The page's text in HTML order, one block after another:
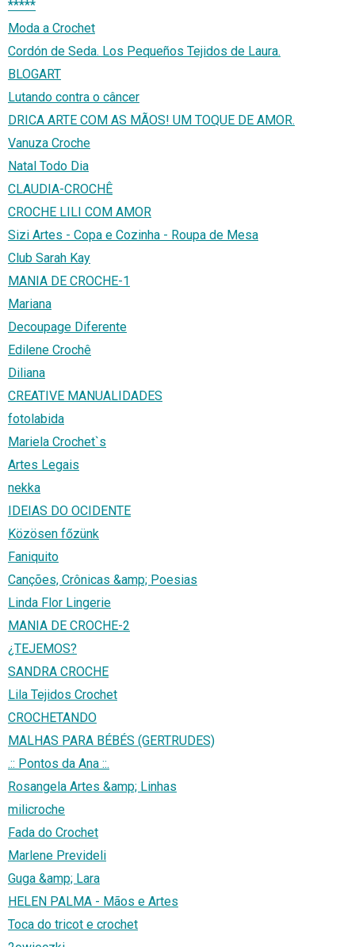
*****
Moda a Crochet
Cordón de Seda. Los Pequeños Tejidos de Laura.
BLOGART
Lutando contra o câncer
DRICA ARTE COM AS MÃOS! UM TOQUE DE AMOR.
Vanuza Croche
Natal Todo Dia
CLAUDIA-CROCHÊ
CROCHE LILI COM AMOR
Sizi Artes - Copa e Cozinha - Roupa de Mesa
Club Sarah Kay
MANIA DE CROCHE-1
Mariana
Decoupage Diferente
Edilene Crochê
Diliana
CREATIVE MANUALIDADES
fotolabida
Mariela Crochet`s
Artes Legais
nekka
IDEIAS DO OCIDENTE
Közösen főzünk
Faniquito
Canções, Crônicas &amp; Poesias
Linda Flor Lingerie
MANIA DE CROCHE-2
¿TEJEMOS?
SANDRA CROCHE
Lila Tejidos Crochet
CROCHETANDO
MALHAS PARA BÉBÉS (GERTRUDES)
.:: Pontos da Ana ::.
Rosangela Artes &amp; Linhas
milicroche
Fada do Crochet
Marlene Prevideli
Guga &amp; Lara
HELEN PALMA - Mãos e Artes
Toca do tricot e crochet